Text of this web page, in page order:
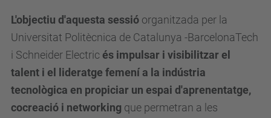
/
e
s
d
e
v
L'objectiu d'aquesta sessió organitzada per la
Universitat Politècnica de Catalunya -BarcelonaTech
i Schneider Electric és impulsar i visibilitzar el
talent i el lideratge femení a la indústria
tecnològica en propiciar un espai d'aprenentatge,
cocreació i networking que permetran a les